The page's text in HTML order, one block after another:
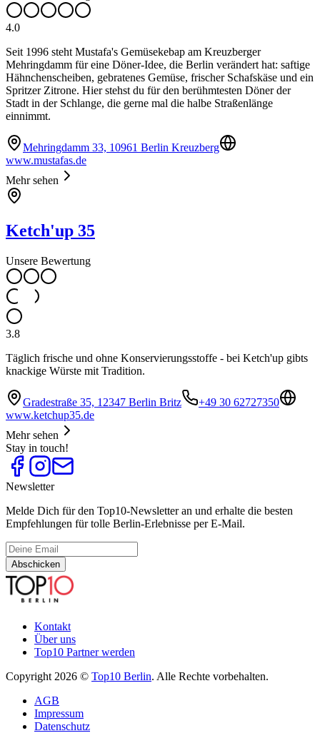
4.0
Seit 1996 steht Mustafa's Gemüsekebap am Kreuzberger
Mehringdamm für eine Döner-Idee, die Berlin verändert hat: saftige
Hähnchenscheiben, gebratenes Gemüse, frischer Schafskäse und ein
Spritzer Zitrone. Hier stehst du für den berühmtesten Döner der
Stadt in der Schlange, die gerne mal die halbe Straßenlänge
einnimmt.
Mehringdamm 33, 10961 Berlin Kreuzberg
www.mustafas.de
Mehr sehen
Ketch'up 35
Unsere Bewertung
3.8
Täglich frische und ohne Konservierungsstoffe - bei Ketch'up gibts
knackige Würste mit Tradition.
Gradestraße 35, 12347 Berlin Britz
+49 30 62727350
www.ketchup35.de
Mehr sehen
Stay in touch!
Newsletter
Melde Dich für den Top10-Newsletter an und erhalte die besten
Empfehlungen für tolle Berlin-Erlebnisse per E-Mail.
Abschicken
Kontakt
Über uns
Top10 Partner werden
Copyright 2026 © Top10 Berlin. Alle Rechte vorbehalten.
AGB
Impressum
Datenschutz